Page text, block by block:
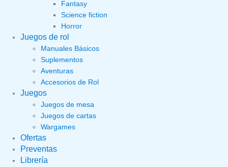
Fantasy
Science fiction
Horror
Juegos de rol
Manuales Básicos
Suplementos
Aventuras
Accesorios de Rol
Juegos
Juegos de mesa
Juegos de cartas
Wargames
Ofertas
Preventas
Librería